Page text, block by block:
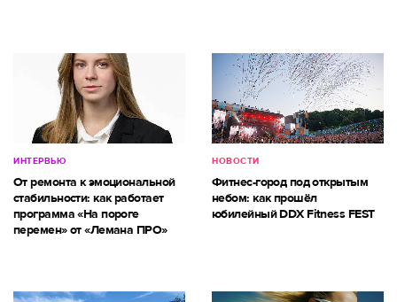
ИНТЕРВЬЮ
От ремонта к эмоциональной
стабильности: как работает
программа «На пороге
перемен» от «Лемана ПРО»
НОВОСТИ
Фитнес-город под открытым
небом: как прошёл
юбилейный DDX Fitness FEST